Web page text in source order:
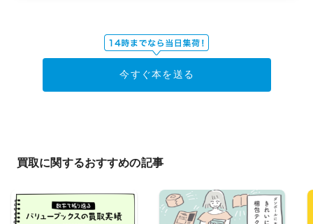
今すぐ本を送る
買取に関するおすすめの記事